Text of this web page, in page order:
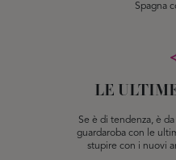
Spagna
LE
Se è di tendenza, è
guardaroba con le
stupire con i nuovi